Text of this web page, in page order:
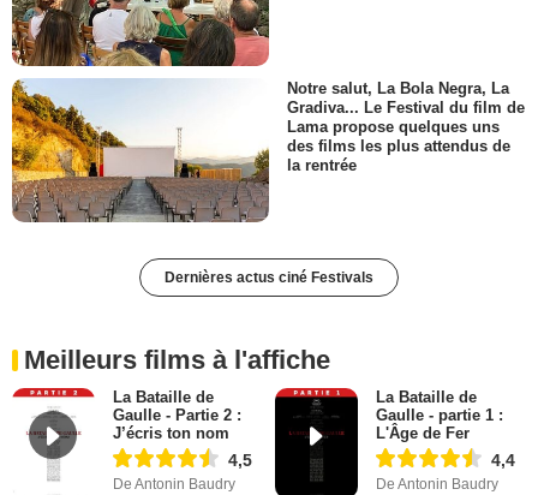
Notre salut, La Bola Negra, La
Gradiva... Le Festival du film de
Lama propose quelques uns
des films les plus attendus de
la rentrée
Dernières actus ciné Festivals
Meilleurs films à l'affiche
La Bataille de
Gaulle - Partie 2 :
J’écris ton nom
4,5
De Antonin Baudry
La Bataille de
Gaulle - partie 1 :
L'Âge de Fer
4,4
De Antonin Baudry